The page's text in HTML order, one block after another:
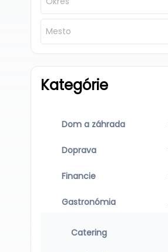
Mesto
Kategórie
Dom a záhrada
Doprava
Financie
Gastronómia
Catering